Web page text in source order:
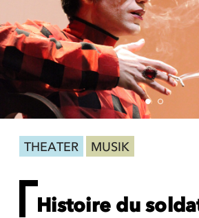
THEATER MUSIK
Histoire du